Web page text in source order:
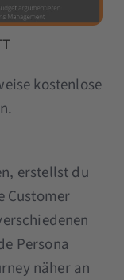
kostenlose
erstellst du
Customer
Persona
näher an